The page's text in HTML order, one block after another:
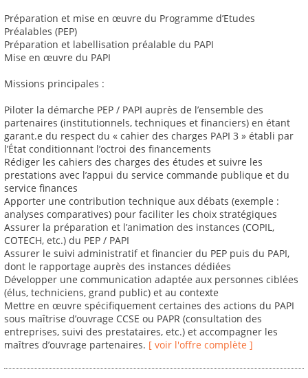
Préparation et mise en œuvre du Programme d’Etudes
Préalables (PEP)
Préparation et labellisation préalable du PAPI
Mise en œuvre du PAPI
Missions principales :
Piloter la démarche PEP / PAPI auprès de l’ensemble des
partenaires (institutionnels, techniques et financiers) en étant
garant.e du respect du « cahier des charges PAPI 3 » établi par
l’État conditionnant l’octroi des financements
Rédiger les cahiers des charges des études et suivre les
prestations avec l’appui du service commande publique et du
service finances
Apporter une contribution technique aux débats (exemple :
analyses comparatives) pour faciliter les choix stratégiques
Assurer la préparation et l’animation des instances (COPIL,
COTECH, etc.) du PEP / PAPI
Assurer le suivi administratif et financier du PEP puis du PAPI,
dont le rapportage auprès des instances dédiées
Développer une communication adaptée aux personnes ciblées
(élus, techniciens, grand public) et au contexte
Mettre en œuvre spécifiquement certaines des actions du PAPI
sous maîtrise d’ouvrage CCSE ou PAPR (consultation des
entreprises, suivi des prestataires, etc.) et accompagner les
maîtres d’ouvrage partenaires. [ voir l'offre complète ]